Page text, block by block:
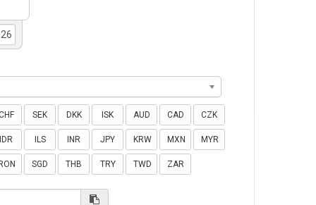
SEK DKK ISK AUD CAD CZK
IDR ILS INR JPY KRW MXN MYR
SGD THB TRY TWD ZAR